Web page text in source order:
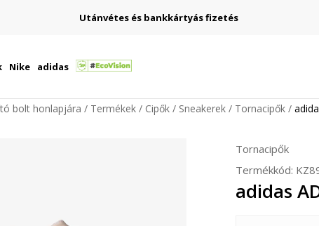
Utánvétes és bankkártyás fizetés
Nike adidas
bolt honlapjára Termékek Cipők Sneakerek Tornacipők
Tornacipők
Termékkód:
adidas